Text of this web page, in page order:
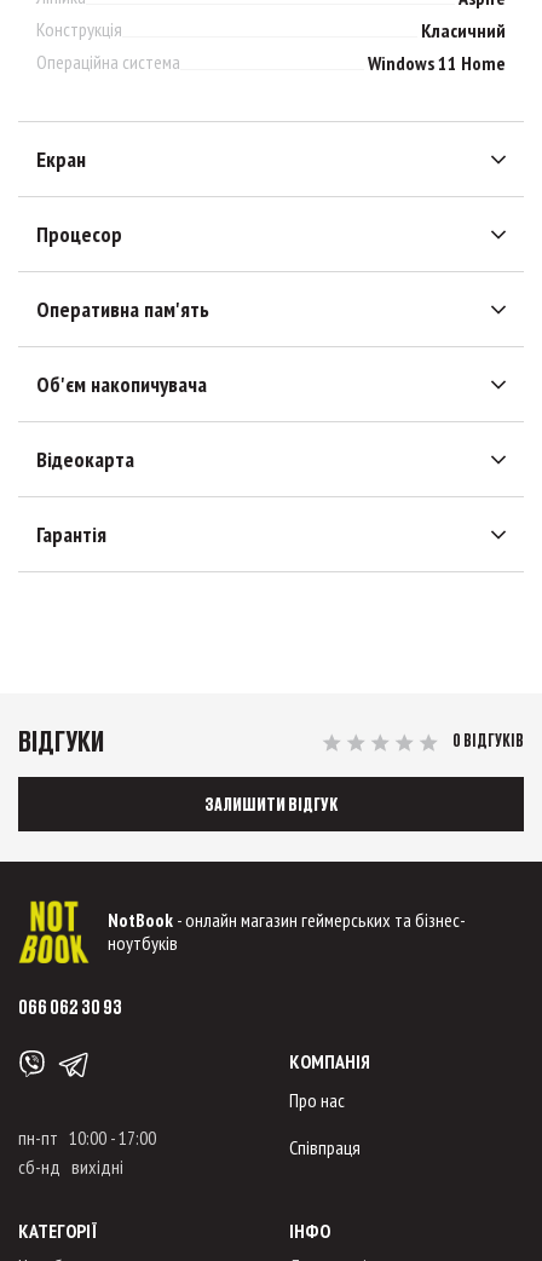
Конструкція
Класичний
Операційна система
Windows 11 Home
Екран
Процесор
Оперативна пам'ять
Об'єм накопичувача
Відеокарта
Гарантія
ВІДГУКИ 0 ВІДГУКІВ
ЗАЛИШИТИ ВІДГУК
NotBook - онлайн магазин геймерських та бізнес-
ноутбуків
066 062 30 93
пн-пт 10:00 - 17:00
сб-нд вихідні
КОМПАНІЯ
Про нас
Співпраця
КАТЕГОРІЇ
ІНФО